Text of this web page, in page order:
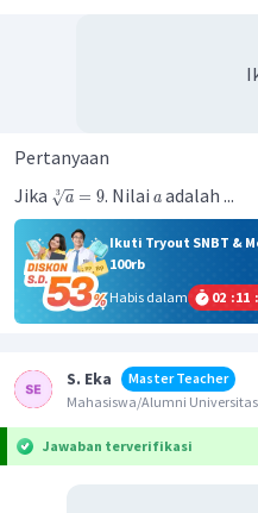
Pertanyaan
Jika
3 a = 9. Nilai aadalah ...
Ikuti Tryout SNBT &
100rb
Habis dalam
02 :11 :
S. Eka
Master Teacher
Mahasiswa/Alumni
Jawaban terverifikasi